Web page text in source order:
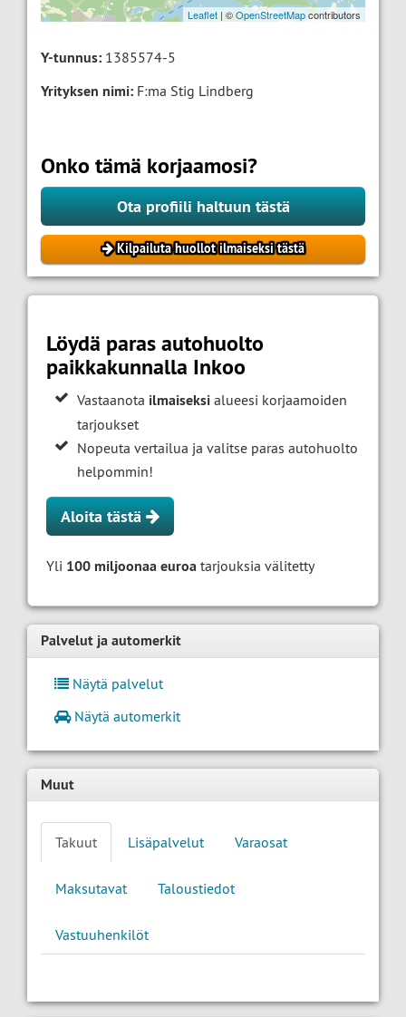
Leaflet | ©OpenStreetMapcontributors
Y-tunnus: 1385574-5
Yrityksen nimi: F:ma Stig Lindberg
Onko tämä korjaamosi?
Ota profiili haltuun tästä
Kilpailuta huollot ilmaiseksi tästä
Löydä paras autohuolto
paikkakunnalla Inkoo
Vastaanota ilmaiseksi alueesi korjaamoiden
tarjoukset
Nopeuta vertailua ja valitse paras autohuolto
helpommin!
Aloita tästä
Yli 100 miljoonaa euroa tarjouksia välitetty
Palvelut ja automerkit
Näytä palvelut
Näytä automerkit
Muut
Takuut Lisäpalvelut Varaosat
Maksutavat Taloustiedot
Vastuuhenkilöt